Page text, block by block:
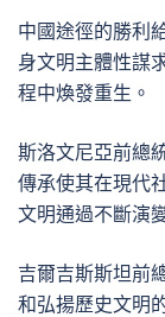
中國途徑的勝利
身文明主體性謀
程中煥發重生。
斯洛文尼亞前總
傳承使其在現代
文明通過不斷演
吉爾吉斯斯坦前
和弘揚歷史文明